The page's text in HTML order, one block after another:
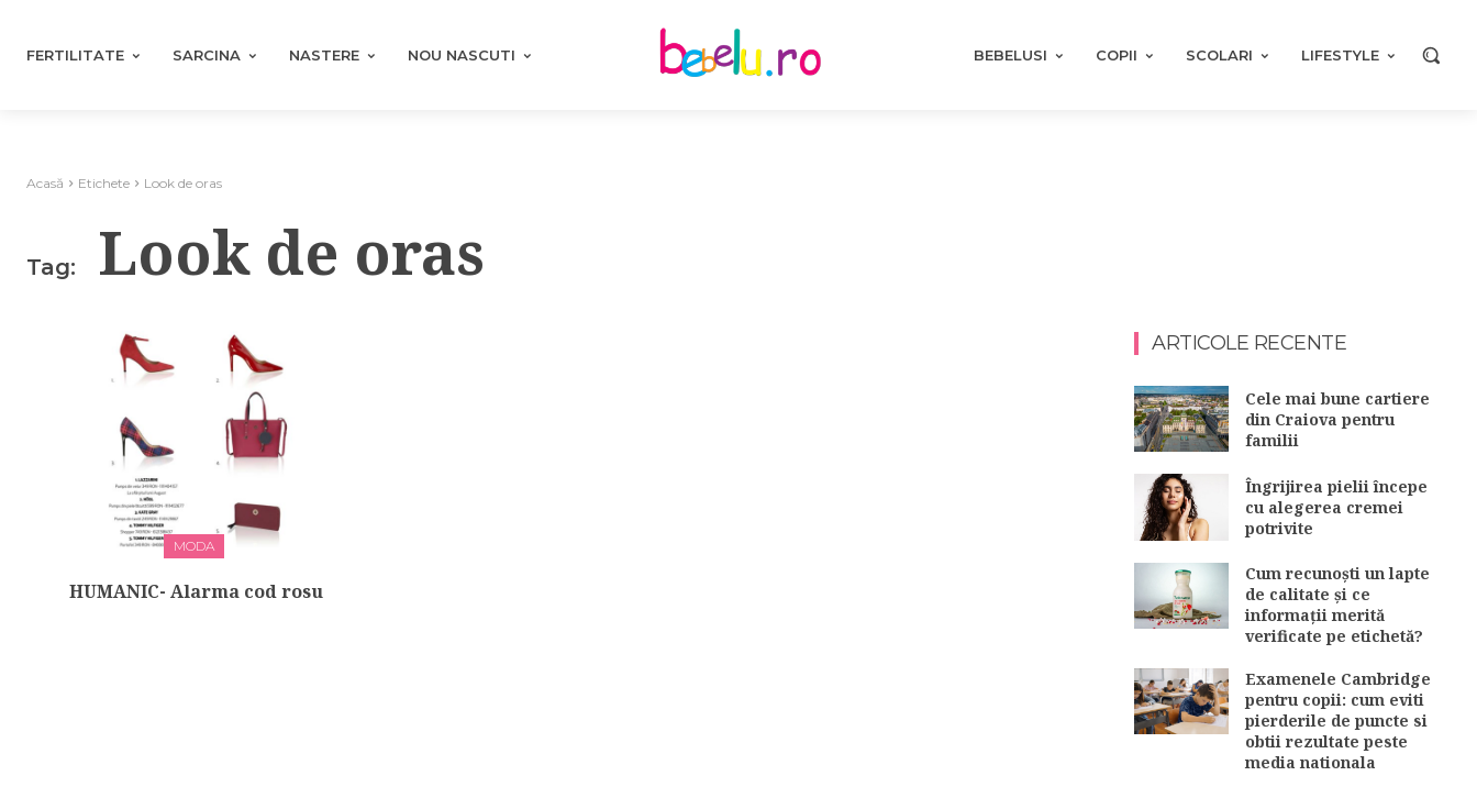
FERTILITATE SARCINA NASTERE NOU NASCUTI BEBELUSI COPII SCOLARI LIFESTYLE
Acasă Etichete Look de oras
Tag: Look de oras
MODA
HUMANIC- Alarma cod rosu
ARTICOLE RECENTE
Cele mai bune cartiere
din Craiova pentru
familii
Îngrijirea pielii începe
cu alegerea cremei
potrivite
Cum recunoști un lapte
de calitate și ce
informații merită
verificate pe etichetă?
Examenele Cambridge
pentru copii: cum eviti
pierderile de puncte si
obtii rezultate peste
media nationala